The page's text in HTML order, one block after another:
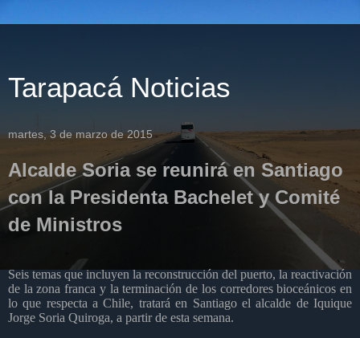
Tarapacá Noticias
martes, 3 de marzo de 2015
Alcalde Soria se reunirá en Santiago
con la Presidenta Bachelet y Comité
de Ministros
Seis temas que incluyen la reconstrucción del puerto, la reactivación
de la zona franca y la terminación de los corredores bioceánicos en
lo que respecta a Chile, tratará en Santiago el alcalde de Iquique
Jorge Soria Quiroga, a partir de esta semana.